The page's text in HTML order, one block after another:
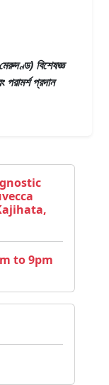
বিশেষজ্ঞ
পরামর্শ প্রদান
to 9pm